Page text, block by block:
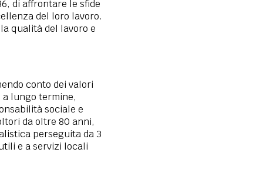
di affrontare le sfide
del loro lavoro.
qualità del lavoro e
conto dei valori
lungo termine,
sociale e
da oltre 80 anni,
perseguita da 3
e a servizi locali